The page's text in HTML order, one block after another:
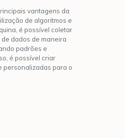
vantagens da
de algoritmos e
é possível coletar
dados de maneira
padrões e
é possível criar
personalizadas para o